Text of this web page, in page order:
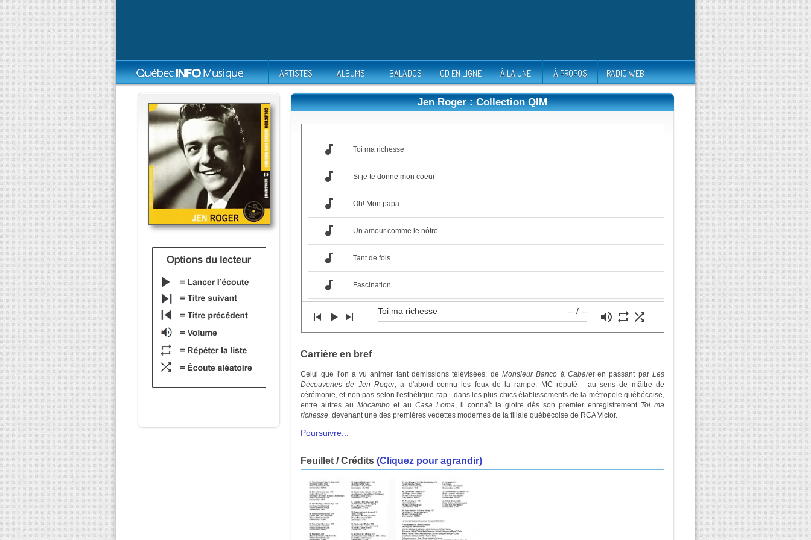
ARTISTES ALBUMS BALADOS CD EN LIGNE À LA UNE À PROPOS RADIO WEB
Jen Roger : Collection QIM
skip_previous play_arrow skip_next Toi ma richesse -- / -- volume_up repeat shuffle
audiotrack Toi ma richesse
audiotrack Si je te donne mon coeur
audiotrack Oh! Mon papa
audiotrack Un amour comme le nôtre
audiotrack Tant de fois
audiotrack Fascination
audiotrack Pourquoi
audiotrack Boulevard Saint-Laurent
audiotrack Mélodie perdue
audiotrack Gondolier
audiotrack
audiotrack Je crois en toi
audiotrack Le miracle de Sainte-Anne
Carrière en bref
Celui que l'on a vu animer tant démissions télévisées, de Monsieur Banco à Cabareten passant parLes
Découvertes de Jen Roger, a d'abord connu les feux de la rampe. MC réputé - au sens de mâitre de
cérémonie, et non pas selon l'esthétique rap - dans les plus chics établissements de la métropole québécoise,
entre autres au Mocambo et au Casa Loma , il connaît la gloire dès son premier enregistrement Toi ma
richesse , devenant une des premières vedettes modernes de la filiale québécoise de RCA Victor.
Poursuivre...
Feuillet / Crédits (Cliquez pour agrandir)